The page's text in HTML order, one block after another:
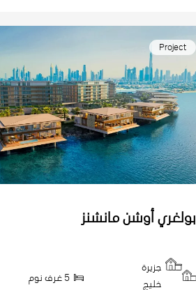
Project
بولغري أوشن مانشنز
جزيرة
خليج
5 غرف نوم